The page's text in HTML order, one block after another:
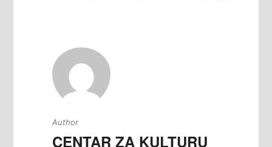
Author
CENTAR ZA KULTURU